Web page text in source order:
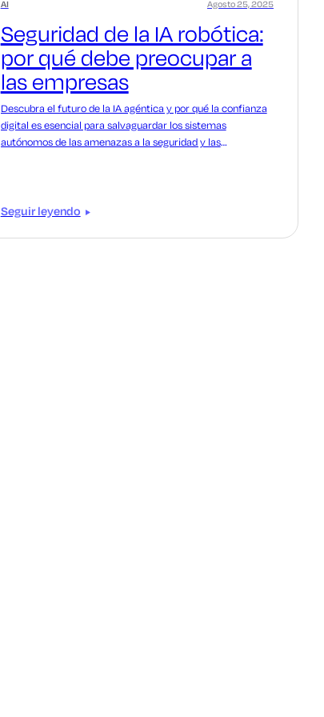
AI
Seguridad de la IA robótica:
por qué debe preocupar a
las empresas
Agosto 25, 2025
Descubra el futuro de la IA agéntica y por qué la confianza
digital es esencial para salvaguardar los sistemas
autónomos de las amenazas a la seguridad y las
Seguir leyendo